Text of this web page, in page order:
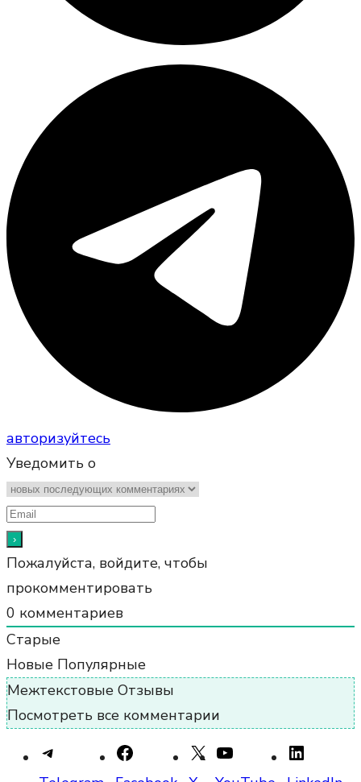
авторизуйтесь
Уведомить о
Пожалуйста, войдите, чтобы
прокомментировать
0 комментариев
Старые
Новые Популярные
Межтекстовые Отзывы
Посмотреть все комментарии